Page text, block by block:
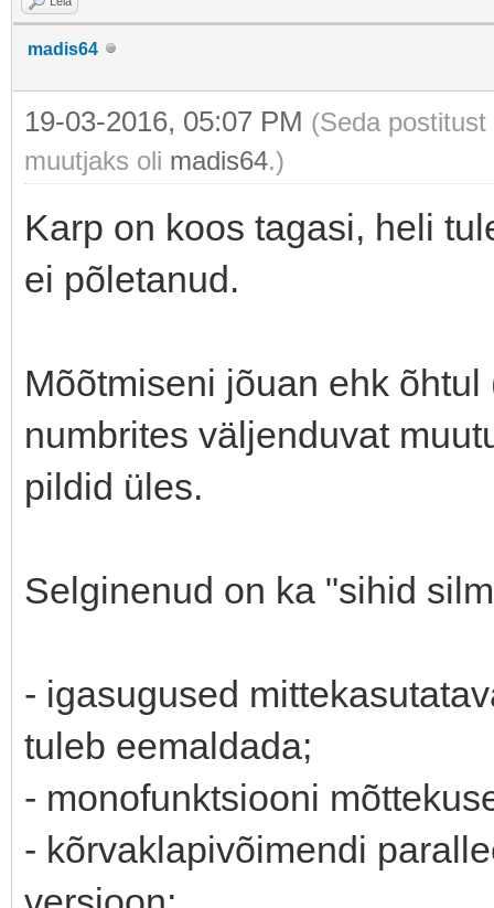
madis64
19-03-2016, 05:07 PM (Seda
muutjaks oli madis64.)
Karp on koos tagasi, heli
ei põletanud.
Mõõtmiseni jõuan ehk
numbrites väljenduvat
pildid üles.
Selginenud on ka "sihid
- igasugused
tuleb eemaldada;
- monofunktsiooni
- kõrvaklapivõimendi